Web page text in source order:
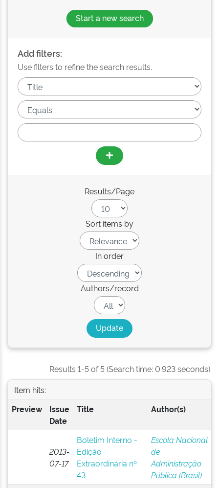
Start a new search
Add filters:
Use filters to refine the search results.
Results/Page
Sort items by
In order
Authors/record
Results 1-5 of 5 (Search time: 0.923 seconds).
Item hits:
Preview
Issue
Date
Title Author(s)
2013-
07-17
Boletim Interno -
Edição
Extraordinária nº
43
Escola Nacional
de
Administração
Pública (Brasil)